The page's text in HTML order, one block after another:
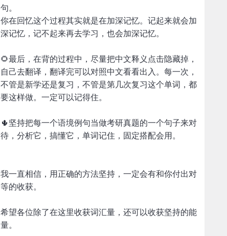
句。
你在回忆这个过程其实就是在加深记忆。记起来就会加
深记忆，记不起来再去学习，也会加深记忆。
🌻最后，在背的过程中，尽量把中文释义点击隐藏掉，
自己去翻译，翻译完可以对照中文看看出入。每一次，
不管是新学还是复习，不管是第几次复习这个单词，都
要这样做。一定可以记得住。
🌵坚持把每一个语境例句当做考研真题的一个句子来对
待，分析它，搞懂它，单词记住，固定搭配会用。
我一直相信，用正确的方法坚持，一定会有和你付出对
等的收获。
希望各位除了在这里收获词汇量，还可以收获坚持的能
量。